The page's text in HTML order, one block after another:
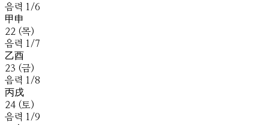
음력 1 /6
甲 申
22 (목)
음력 1 /7
乙酉
23 (금)
음력 1 /8
丙戌
24 (토)
음력 1 /9